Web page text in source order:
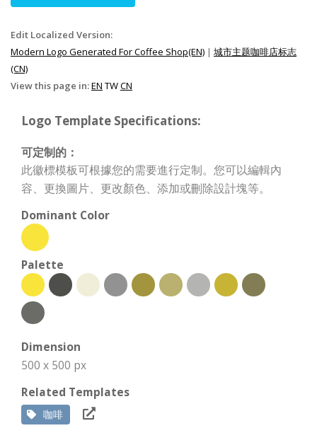
Edit Localized Version:
Modern Logo Generated For Coffee Shop(EN) | 城市主题咖啡店标志
(CN)
View this page in:EN TWCN
Logo Template Specifications:
可定制的：
此徽標模板可根據您的需要進行定制。您可以編輯內
容、更換圖片、更改顏色、添加或刪除設計塊等。
Dominant Color
Palette
Dimension
500 x 500 px
Related Templates
咖啡